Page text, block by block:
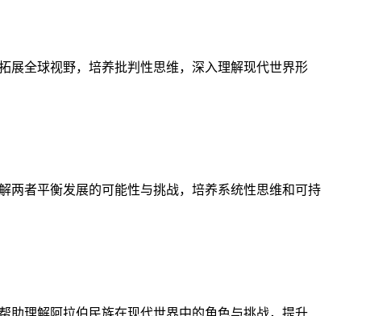
展全球视野，培养批判性思维，深入理解现代世界形
两者平衡发展的可能性与挑战，培养系统性思维和可持
助理解阿拉伯民族在现代世界中的角色与挑战，提升